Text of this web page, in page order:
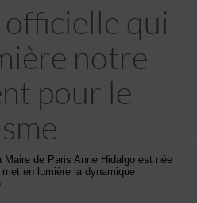
qui
notre
pour le
Maire de Paris Anne Hidalgo est née
met en lumière la dynamique